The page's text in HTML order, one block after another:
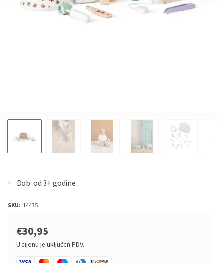
Dob: od 3+ godine
SKU: 14435
€30,95
U cijenu je uključen PDV.